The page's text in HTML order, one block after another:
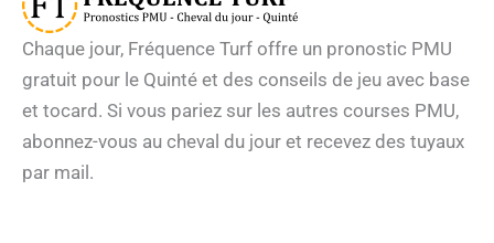
Chaque jour, Fréquence Turf offre un pronostic PMU
gratuit pour le Quinté et des conseils de jeu avec base
et tocard. Si vous pariez sur les autres courses PMU,
abonnez-vous au cheval du jour et recevez des tuyaux
par mail.